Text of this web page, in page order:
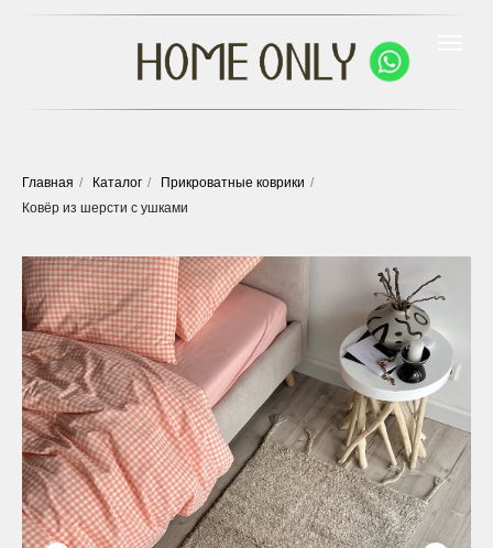
Главная / Каталог / Прикроватные коврики /
Ковёр из шерсти с ушками